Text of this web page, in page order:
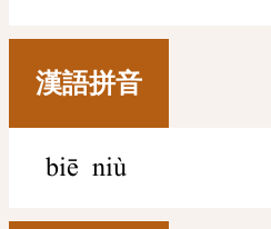
漢語拼音
biē niù